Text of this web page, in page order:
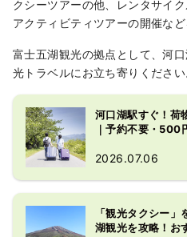
クシーツアーの他、レンタサイ
アクティビティツアーの開催など
富士五湖観光の拠点として、河
光トラベルにお立ち寄りください
河口湖駅すぐ！荷
｜予約不要・500
2026.07.06
「観光タクシー
湖観光を攻略！お